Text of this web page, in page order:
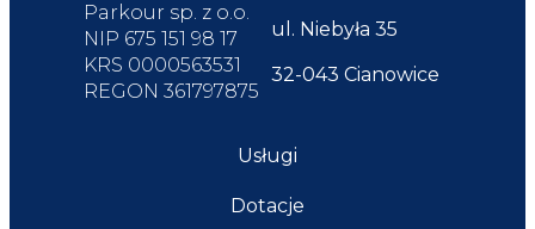
Parkour sp. z o.o.
NIP 675 151 98 17
KRS 0000563531
REGON 361797875
ul. Niebyła 35
32-043 Cianowice
Usługi
Dotacje